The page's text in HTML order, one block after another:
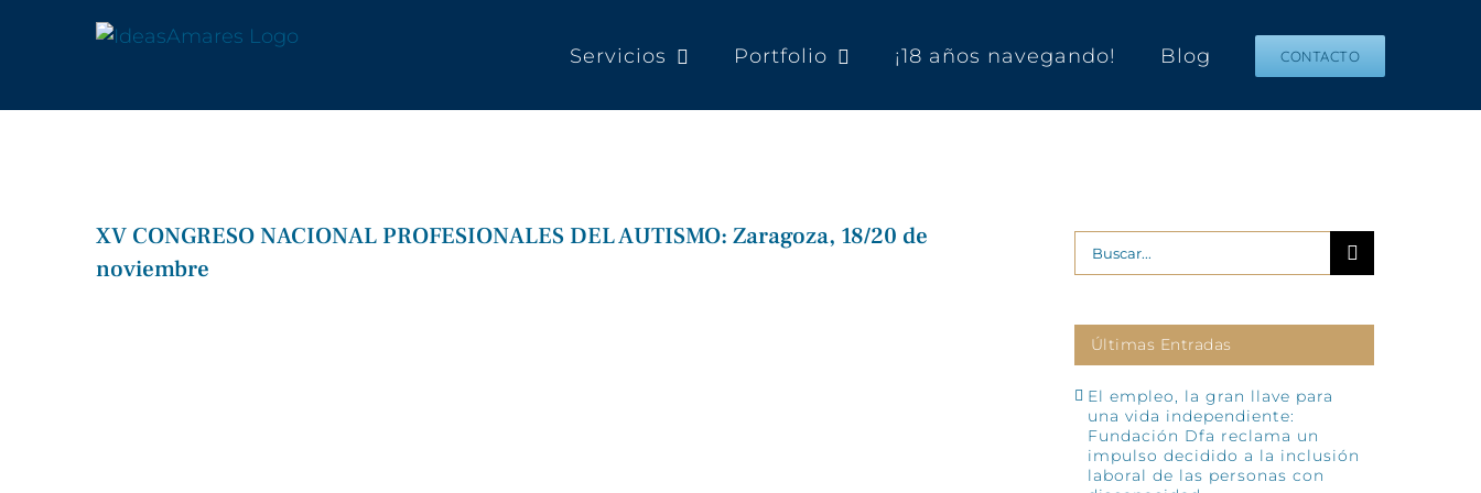
Servicios Portfolio ¡18 años navegando! Blog CONTACTO
XV CONGRESO NACIONAL PROFESIONALES DEL AUTISMO: Zaragoza, 18/20 de
noviembre
Buscar:
Últimas Entradas
El empleo, la gran llave para
una vida independiente:
Fundación Dfa reclama un
impulso decidido a la inclusión
laboral de las personas con